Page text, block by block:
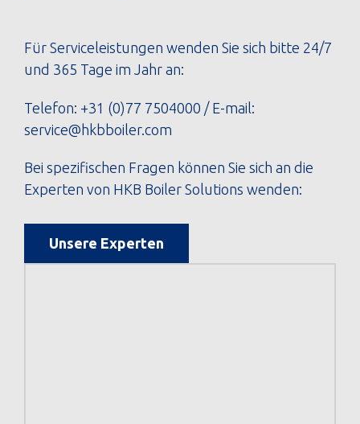
Für Serviceleistungen wenden Sie sich bitte 24/7
und 365 Tage im Jahr an:
Telefon: +31 (0)77 7504000 / E-mail:
service@hkbboiler.com
Bei spezifischen Fragen können Sie sich an die
Experten von HKB Boiler Solutions wenden:
Unsere Experten